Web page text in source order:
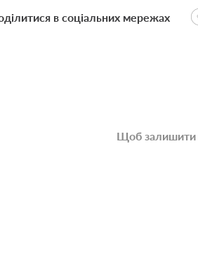
в соціальних мережах
Щоб залишити